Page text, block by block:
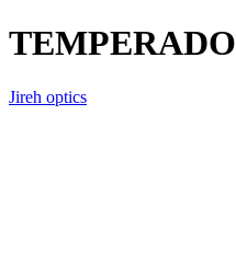
Jireh optics